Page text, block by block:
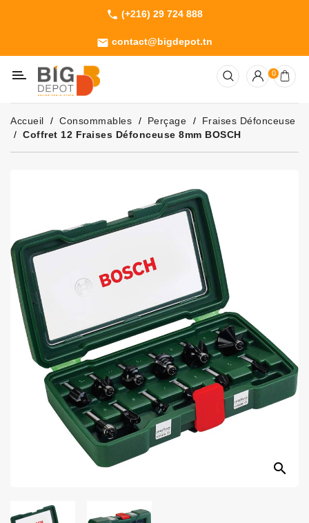
phone (+216) 29 724 888
email contact@bigdepot.tn
Machines
Outillage
Jardinage
Consommables
0
Accueil Consommables Perçage
Fraises Défonceuse
Coffret 12 Fraises Défonceuse 8mm BOSCH
search